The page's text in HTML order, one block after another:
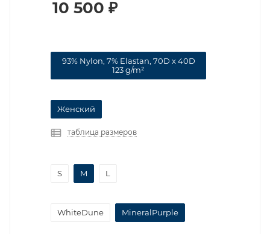
10 500 ₽
93% Nylon, 7% Elastan, 70D x 40D
123 g/m²
Женский
таблица размеров
S M L
WhiteDune MineralPurple